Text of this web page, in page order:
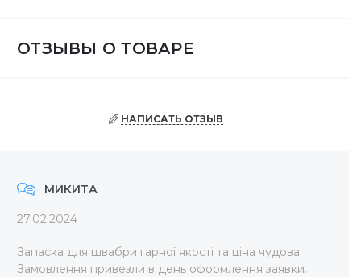
ОТЗЫВЫ О ТОВАРЕ
НАПИСАТЬ ОТЗЫВ
МИКИТА
27.02.2024
Запаска для швабри гарної якості та ціна чудова.
Замовлення привезли в день оформлення заявки.